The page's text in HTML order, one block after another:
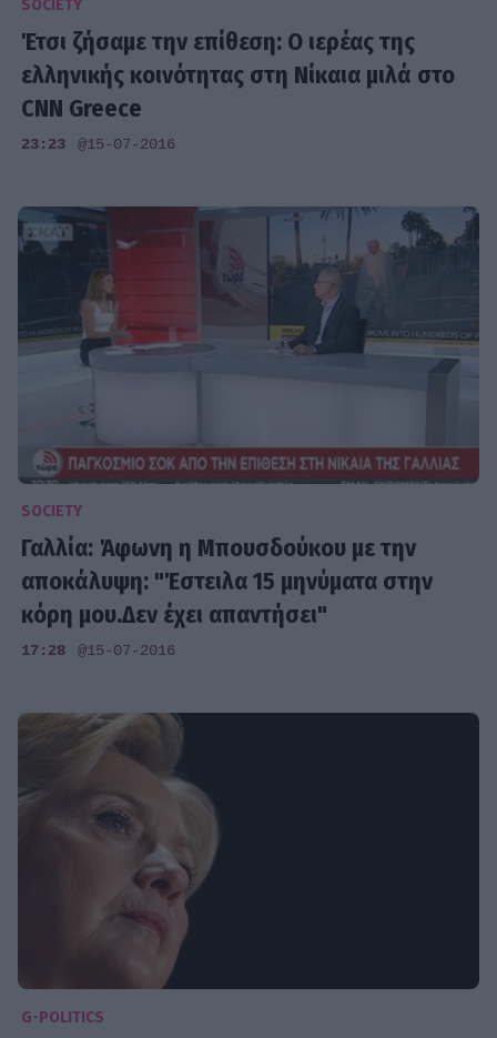
SOCIETY
Έτσι ζήσαμε την επίθεση: Ο ιερέας της
ελληνικής κοινότητας στη Νίκαια μιλά στο
CNN Greece
23:23 @15-07-2016
SOCIETY
Γαλλία: Άφωνη η Μπουσδούκου με την
αποκάλυψη: "Έστειλα 15 μηνύματα στην
κόρη μου.Δεν έχει απαντήσει"
17:28 @15-07-2016
G-POLITICS